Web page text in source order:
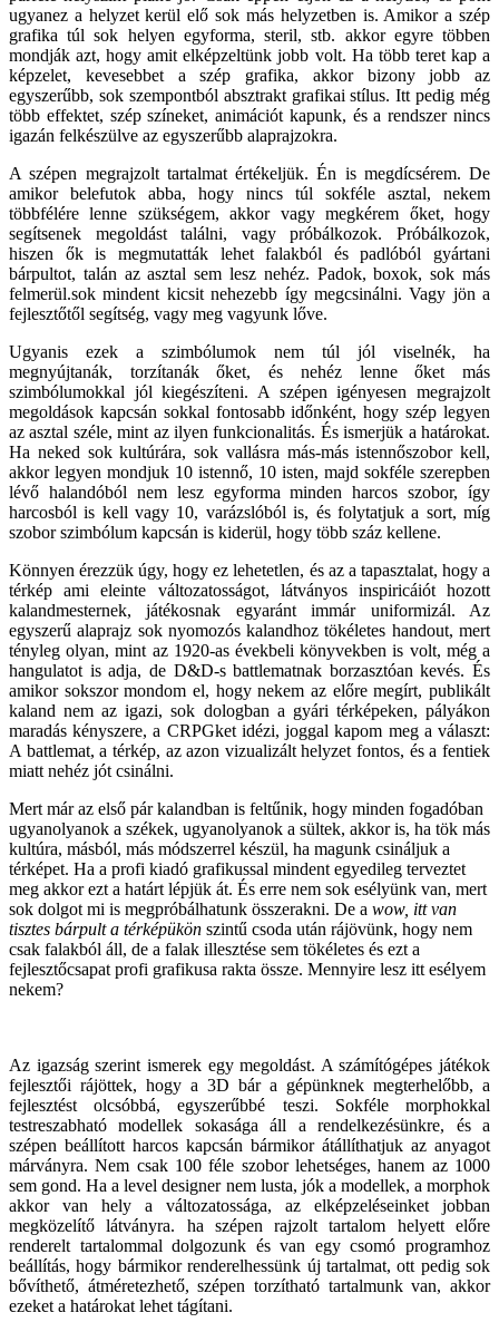
ugyanez a helyzet kerül elő sok más helyzetben is. Amikor a szép
grafika túl sok helyen egyforma, steril, stb. akkor egyre többen
mondják azt, hogy amit elképzeltünk jobb volt. Ha több teret kap a
képzelet, kevesebbet a szép grafika, akkor bizony jobb az
egyszerűbb, sok szempontból absztrakt grafikai stílus. Itt pedig még
több effektet, szép színeket, animációt kapunk, és a rendszer nincs
igazán felkészülve az egyszerűbb alaprajzokra.
A szépen megrajzolt tartalmat értékeljük. Én is megdícsérem. De
amikor belefutok abba, hogy nincs túl sokféle asztal, nekem
többfélére lenne szükségem, akkor vagy megkérem őket, hogy
segítsenek megoldást találni, vagy próbálkozok. Próbálkozok,
hiszen ők is megmutatták lehet falakból és padlóból gyártani
bárpultot, talán az asztal sem lesz nehéz. Padok, boxok, sok más
felmerül.sok mindent kicsit nehezebb így megcsinálni. Vagy jön a
fejlesztőtől segítség, vagy meg vagyunk lőve.
Ugyanis ezek a szimbólumok nem túl jól viselnék, ha
megnyújtanák, torzítanák őket, és nehéz lenne őket más
szimbólumokkal jól kiegészíteni. A szépen igényesen megrajzolt
megoldások kapcsán sokkal fontosabb időnként, hogy szép legyen
az asztal széle, mint az ilyen funkcionalitás. És ismerjük a határokat.
Ha neked sok kultúrára, sok vallásra más-más istennőszobor kell,
akkor legyen mondjuk 10 istennő, 10 isten, majd sokféle szerepben
lévő halandóból nem lesz egyforma minden harcos szobor, így
harcosból is kell vagy 10, varázslóból is, és folytatjuk a sort, míg
szobor szimbólum kapcsán is kiderül, hogy több száz kellene.
Könnyen érezzük úgy, hogy ez lehetetlen, és az a tapasztalat, hogy a
térkép ami eleinte változatosságot, látványos inspiricáiót hozott
kalandmesternek, játékosnak egyaránt immár uniformizál. Az
egyszerű alaprajz sok nyomozós kalandhoz tökéletes handout, mert
tényleg olyan, mint az 1920-as évekbeli könyvekben is volt, még a
hangulatot is adja, de D&D-s battlematnak borzasztóan kevés. És
amikor sokszor mondom el, hogy nekem az előre megírt, publikált
kaland nem az igazi, sok dologban a gyári térképeken, pályákon
maradás kényszere, a CRPGket idézi, joggal kapom meg a választ:
A battlemat, a térkép, az azon vizualizált helyzet fontos, és a fentiek
miatt nehéz jót csinálni.
Mert már az első pár kalandban is feltűnik, hogy minden fogadóban
ugyanolyanok a székek, ugyanolyanok a sültek, akkor is, ha tök más
kultúra, másból, más módszerrel készül, ha magunk csináljuk a
térképet. Ha a profi kiadó grafikussal mindent egyedileg terveztet
meg akkor ezt a határt lépjük át. És erre nem sok esélyünk van, mert
sok dolgot mi is megpróbálhatunk összerakni. De a wow, itt van
tisztes bárpult a térképükön szintű csoda után rájövünk, hogy nem
csak falakból áll, de a falak illesztése sem tökéletes és ezt a
fejlesztőcsapat profi grafikusa rakta össze. Mennyire lesz itt esélyem
nekem?
Az igazság szerint ismerek egy megoldást. A számítógépes játékok
fejlesztői rájöttek, hogy a 3D bár a gépünknek megterhelőbb, a
fejlesztést olcsóbbá, egyszerűbbé teszi. Sokféle morphokkal
testreszabható modellek sokasága áll a rendelkezésünkre, és a
szépen beállított harcos kapcsán bármikor átállíthatjuk az anyagot
márványra. Nem csak 100 féle szobor lehetséges, hanem az 1000
sem gond. Ha a level designer nem lusta, jók a modellek, a morphok
akkor van hely a változatossága, az elképzeléseinket jobban
megközelítő látványra. ha szépen rajzolt tartalom helyett előre
renderelt tartalommal dolgozunk és van egy csomó programhoz
beállítás, hogy bármikor renderelhessünk új tartalmat, ott pedig sok
bővíthető, átméretezhető, szépen torzítható tartalmunk van, akkor
ezeket a határokat lehet tágítani.